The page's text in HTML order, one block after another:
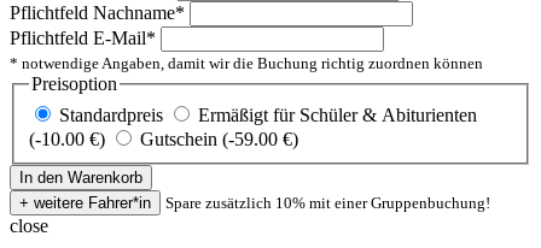
Pflichtfeld Nachname*
Pflichtfeld E-Mail*
* notwendige Angaben, damit wir die Buchung richtig zuordnen können
Preisoption
Standardpreis
Ermäßigt für Schüler & Abiturienten
(-10.00 €)
Gutschein (-59.00 €)
Spare zusätzlich 10% mit einer Gruppenbuchung!
close